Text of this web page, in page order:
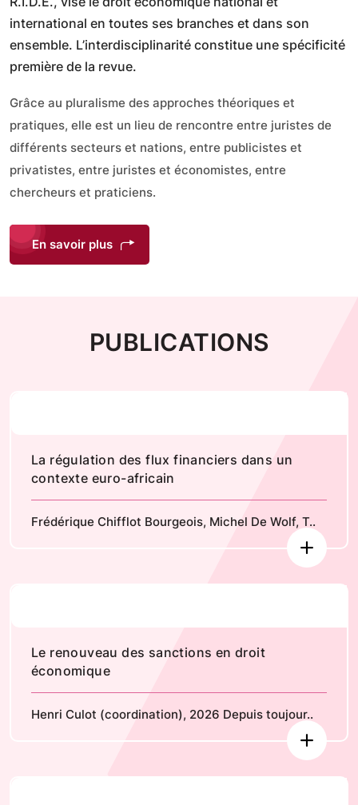
international en toutes ses branches et dans son
ensemble. L’interdisciplinarité constitue une spécificité
première de la revue.
Grâce au pluralisme des approches théoriques et
pratiques, elle est un lieu de rencontre entre juristes de
différents secteurs et nations, entre publicistes et
privatistes, entre juristes et économistes, entre
chercheurs et praticiens.
En savoir plus
PUBLICATIONS
La régulation des flux financiers dans un
contexte euro-africain
Frédérique Chifflot Bourgeois, Michel De Wolf, T..
Le renouveau des sanctions en droit
économique
Henri Culot (coordination), 2026 Depuis toujour..